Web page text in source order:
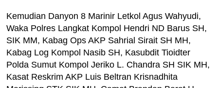
Kemudian Danyon 8 Marinir Letkol Agus Wahyudi,
Waka Polres Langkat Kompol Hendri ND Barus SH,
SIK MM, Kabag Ops AKP Sahrial Sirait SH MH,
Kabag Log Kompol Nasib SH, Kasubdit Tioidter
Polda Sumut Kompol Jeriko L. Chandra SH SIK MH,
Kasat Reskrim AKP Luis Beltran Krisnadhita